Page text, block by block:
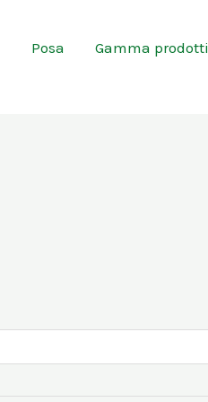
Posa Gamma prodotti